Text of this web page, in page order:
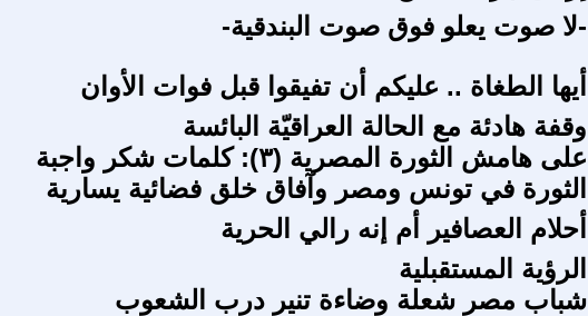
-لا صوت يعلو فوق صوت البندقية-
أيها الطغاة .. عليكم أن تفيقوا قبل فوات الأوان
وقفة هادئة مع الحالة العراقيّة البائسة
على هامش الثورة المصرية (٣): كلمات شكر واجبة
الثورة في تونس ومصر وآفاق خلق فضائية يسارية
أحلام العصافير أم إنه رالي الحرية
الرؤية المستقبلية
شباب مصر شعلة وضاءة تنير درب الشعوب